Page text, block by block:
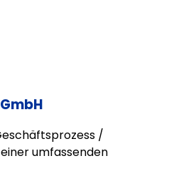
/
umfassenden